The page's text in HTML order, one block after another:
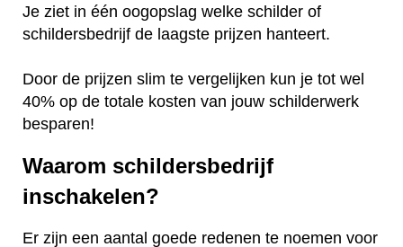
Je ziet in één oogopslag welke schilder of
schildersbedrijf de laagste prijzen hanteert.
Door de prijzen slim te vergelijken kun je tot wel
40% op de totale kosten van jouw schilderwerk
besparen!
Waarom schildersbedrijf
inschakelen?
Er zijn een aantal goede redenen te noemen voor